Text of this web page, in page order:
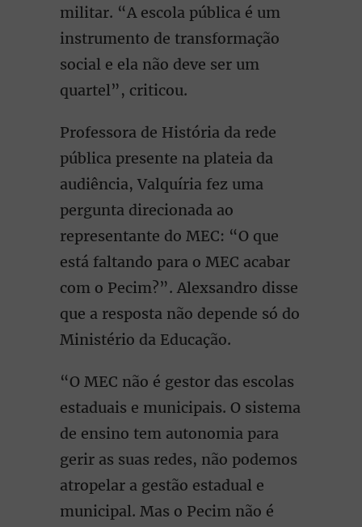
militar. “A escola pública é um
instrumento de transformação
social e ela não deve ser um
quartel”, criticou.
Professora de História da rede
pública presente na plateia da
audiência, Valquíria fez uma
pergunta direcionada ao
representante do MEC: “O que
está faltando para o MEC acabar
com o Pecim?”. Alexsandro disse
que a resposta não depende só do
Ministério da Educação.
“O MEC não é gestor das escolas
estaduais e municipais. O sistema
de ensino tem autonomia para
gerir as suas redes, não podemos
atropelar a gestão estadual e
municipal. Mas o Pecim não é